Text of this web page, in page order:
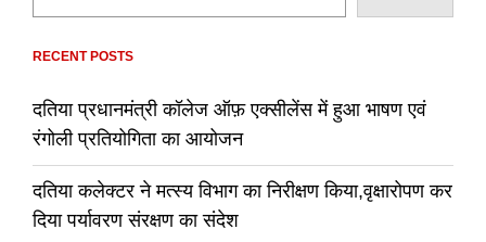
RECENT POSTS
दतिया प्रधानमंत्री कॉलेज ऑफ़ एक्सीलेंस में हुआ भाषण एवं
रंगोली प्रतियोगिता का आयोजन
दतिया कलेक्टर ने मत्स्य विभाग का निरीक्षण किया,वृक्षारोपण कर
दिया पर्यावरण संरक्षण का संदेश